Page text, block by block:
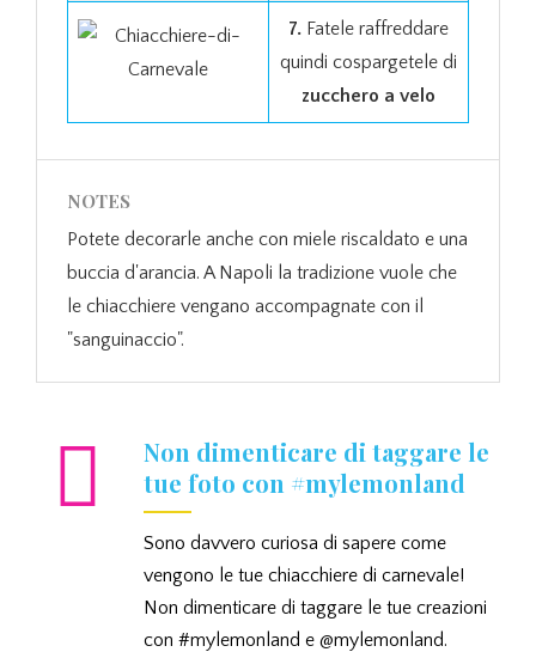
7. Fatele raffreddare
quindi cospargetele di
zucchero a velo
NOTES
Potete decorarle anche con miele riscaldato e una
buccia d'arancia. A Napoli la tradizione vuole che
le chiacchiere vengano accompagnate con il
"sanguinaccio".
Non dimenticare di taggare le
tue foto con #mylemonland
Sono davvero curiosa di sapere come
vengono le tue chiacchiere di carnevale!
Non dimenticare di taggare le tue creazioni
con #mylemonland e @mylemonland.